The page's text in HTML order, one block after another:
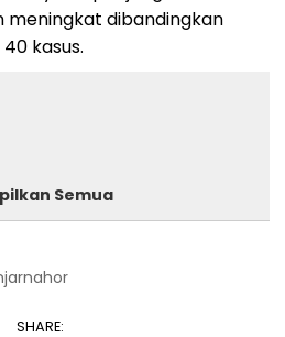
meningkat dibandingkan
kasus.
Semua
SHARE: